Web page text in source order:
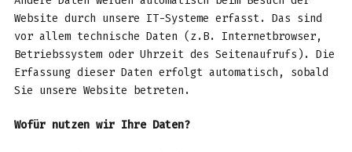
Website durch unsere IT-Systeme erfasst. Das sind
vor allem technische Daten (z.B. Internetbrowser,
Betriebssystem oder Uhrzeit des Seitenaufrufs). Die
Erfassung dieser Daten erfolgt automatisch, sobald
Sie unsere Website betreten.
Wofür nutzen wir Ihre Daten?